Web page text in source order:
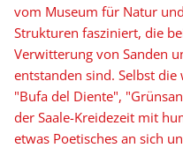
vom Museum für Natur
Strukturen fasziniert, die
Verwitterung von Sanden
entstanden sind. Selbst
"Bufa del Diente",
der Saale-Kreidezeit mit
etwas Poetisches an sich